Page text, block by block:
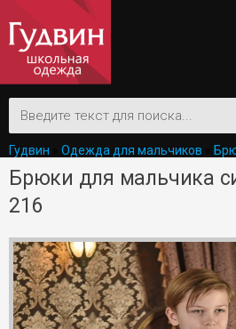
Гудвин Одежда для мальчиков
Брюки для мальчика
216